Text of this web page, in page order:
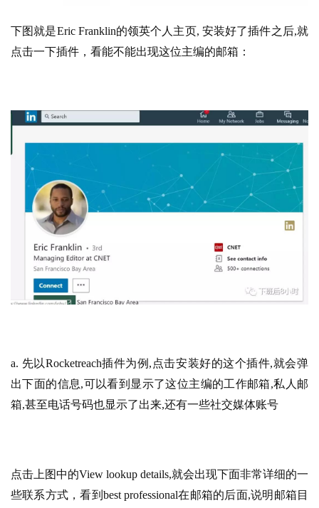
下图就是Eric Franklin的领英个人主页, 安装好了插件之后,就
点击一下插件，看能不能出现这位主编的邮箱：
a. 先以Rocketreach插件为例,点击安装好的这个插件,就会弹
出下面的信息,可以看到显示了这位主编的工作邮箱,私人邮
箱,甚至电话号码也显示了出来,还有一些社交媒体账号
点击上图中的View lookup details,就会出现下面非常详细的一
些联系方式，看到best professional在邮箱的后面,说明邮箱目